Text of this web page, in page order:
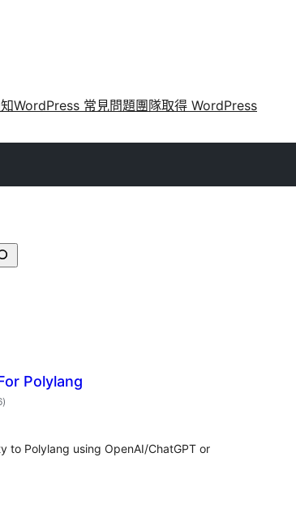
WordPress 常見問題團隊取得 WordPress
Polylang
總
評)
to Polylang using OpenAI/ChatGPT or